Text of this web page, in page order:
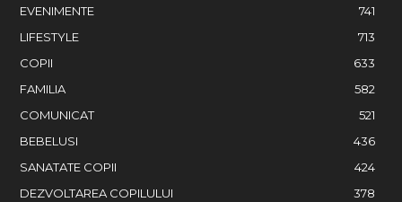
EVENIMENTE
741
LIFESTYLE
713
COPII
633
FAMILIA
582
COMUNICAT
521
BEBELUSI
436
SANATATE COPII
424
DEZVOLTAREA COPILULUI
378